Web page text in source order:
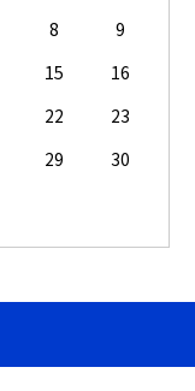
8
9
15
16
22
23
29
30